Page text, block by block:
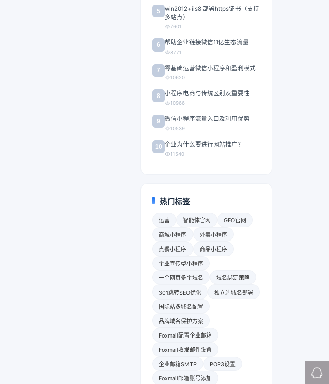
5
win2012+iis8 部署https证书（支持
多站点）
7601
6 帮助企业链接微信11亿生态流量
8771
7 零基础运营微信小程序和盈利模式
10620
8 小程序电商与传统区别及重要性
10966
9 微信小程序流量入口及利用优势
10539
10 企业为什么要进行网站推广？
11540
热门标签
运营 智能体官网 GEO官网
商城小程序 外卖小程序
点餐小程序 商品小程序
企业宣传型小程序
一个网页多个域名 域名绑定策略
301跳转SEO优化 独立站域名部署
国际站多域名配置
品牌域名保护方案
Foxmail配置企业邮箱
Foxmail收发邮件设置
企业邮箱SMTP POP3设置
Foxmail邮箱账号添加